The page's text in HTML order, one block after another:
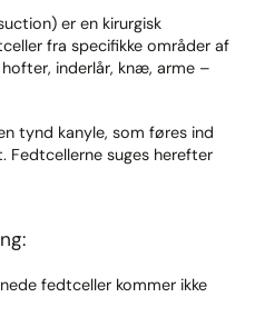
er en kirurgisk
fra specifikke områder af
inderlår, knæ, arme –
tynd kanyle, som føres ind
Fedtcellerne suges herefter
fedtceller kommer ikke